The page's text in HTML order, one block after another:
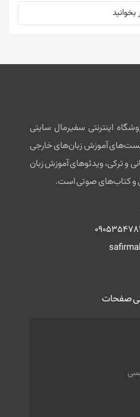
بخوانید
اینترنتی سفیرمال سایتی
آموزش زبان‌های خارجی
و ترکی، ویدئوهای آموزش زبان
و کتاب‌های صوتی است.
صفحات